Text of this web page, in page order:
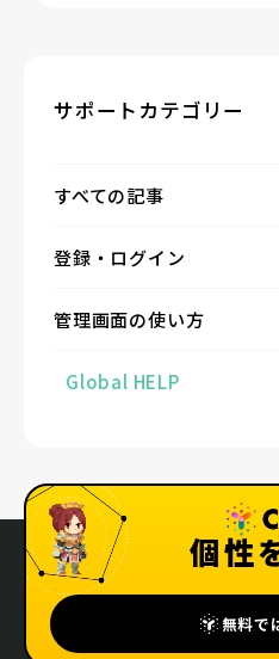
サポートカテゴリー
すべての記事
登録・ログイン
管理画面の使い方
Global HELP
個性
無料で